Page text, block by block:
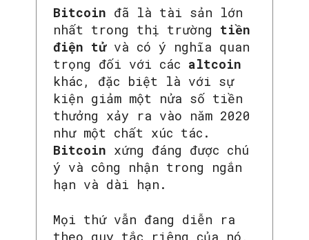
Bitcoin đã là tài sản lớn
nhất trong thị trường tiền
điện tử và có ý nghĩa quan
trọng đối với các altcoin
khác, đặc biệt là với sự
kiện giảm một nửa số tiền
thưởng xảy ra vào năm 2020
như một chất xúc tác.
Bitcoin xứng đáng được chú
ý và công nhận trong ngắn
hạn và dài hạn.
Mọi thứ vẫn đang diễn ra
theo quy tắc riêng của nó,